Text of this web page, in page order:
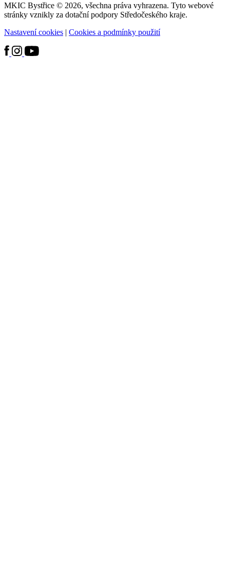
MKIC Bystřice © 2026, všechna práva vyhrazena. Tyto webové
stránky vznikly za dotační podpory Středočeského kraje.
Nastavení cookies | Cookies a podmínky použití